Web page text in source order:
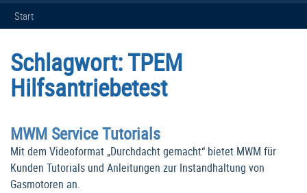
Start
Schlagwort:TPEM
Hilfsantriebetest
MWM Service Tutorials
Mit dem Videoformat „Durchdacht gemacht“ bietet MWM für
Kunden Tutorials und Anleitungen zur Instandhaltung von
Gasmotoren an.